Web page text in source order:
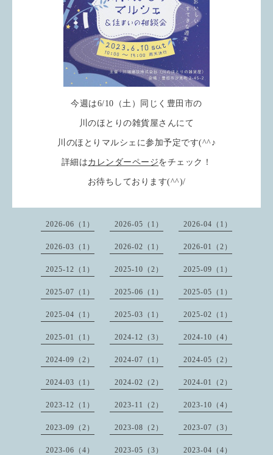
今週は6/10（土）同じく豊田市の
川のほとりの雑貨屋さんにて
川のほとりマルシェに参加予定です(^^♪
詳細はカレンダーページをチェック！
お待ちしております(^^)/
2026-06（1） 2026-05（1） 2026-04（1）
2026-03（1） 2026-02（1） 2026-01（2）
2025-12（1） 2025-10（2） 2025-09（1）
2025-07（1） 2025-06（1） 2025-05（1）
2025-04（1） 2025-03（1） 2025-02（1）
2025-01（1） 2024-12（3） 2024-10（4）
2024-09（2） 2024-07（1） 2024-05（2）
2024-03（1） 2024-02（2） 2024-01（2）
2023-12（1） 2023-11（2） 2023-10（4）
2023-09（2） 2023-08（2） 2023-07（3）
2023-06（4） 2023-05（3） 2023-04（4）